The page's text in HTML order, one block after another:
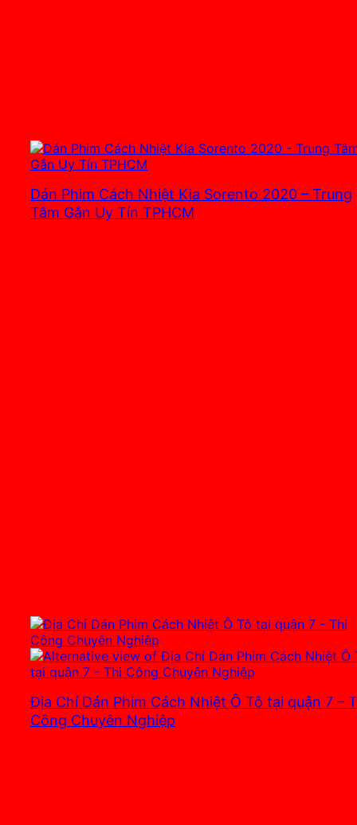
Dán Phim Cách Nhiệt Kia Sorento 2020 – Trung
Tâm Gắn Uy Tín TPHCM
Địa Chỉ Dán Phim Cách Nhiệt Ô Tô tại quận 7 –
Công Chuyên Nghiệp